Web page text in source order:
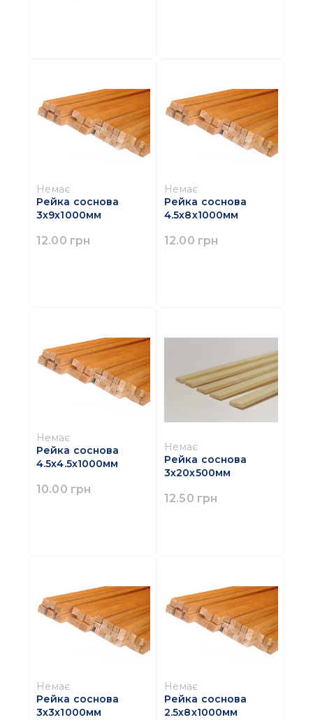
Немає
Рейка соснова
3х9х1000мм
12.00 грн
Немає
Рейка соснова
4.5х8х1000мм
12.00 грн
Немає
Рейка соснова
4.5х4.5х1000мм
10.00 грн
Немає
Рейка соснова
3х20х500мм
12.50 грн
Немає
Рейка соснова
3х3х1000мм
Немає
Рейка соснова
2.5х8х1000мм